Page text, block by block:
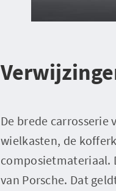
De brede carrosserie
wielkasten, de
composietmateriaal.
van Porsche. Dat